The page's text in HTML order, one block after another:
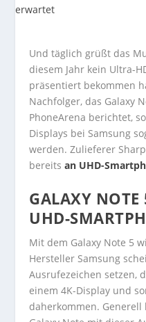
Und täglich grüßt das
diesem Jahr kein Ultra-
präsentiert bekommen
Nachfolger, das Galaxy
PhoneArena berichtet,
Displays bei Samsung
werden. Zulieferer
bereitsan UHD-
GALAXY NOTE
UHD-
Mit dem Galaxy Note 5
Hersteller Samsung
Ausrufezeichen setzen,
einem 4K-Display und
daherkommen. Generell